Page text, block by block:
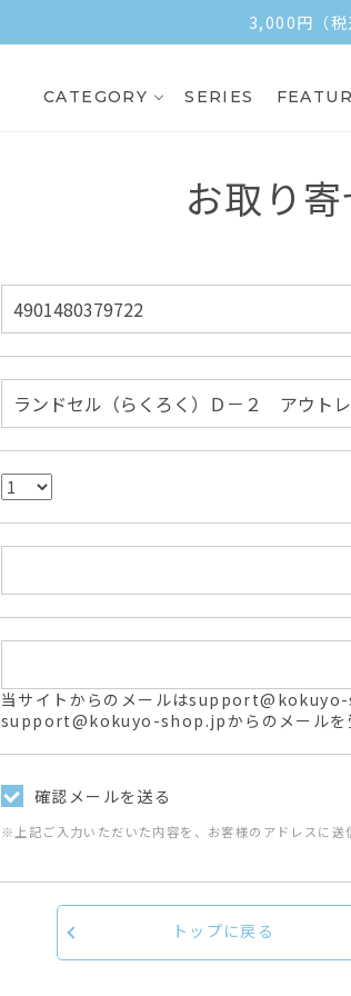
3,000円（税
CATEGORY SERIES
お取り
当サイトからのメールはsupport@kokuyo-
support@kokuyo-shop.jpからのメールを
確認メールを送る
※上記ご入力いただいた内容を、お客様のアドレスに送
トップに戻る